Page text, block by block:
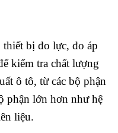
thiết bị đo lực, đo áp
kiểm tra chất lượng
ô tô, từ các bộ phận
phận lớn hơn như hệ
liệu.